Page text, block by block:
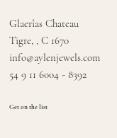
Glaerîas Chateau
Tigre, , C 1670
info@aylenjewels.com
54 9 11 6004 - 8392
Get on the list